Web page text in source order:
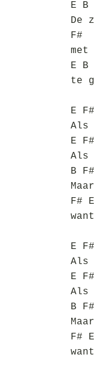
E B
De
F#
met
E B
te
E
Als
E F#
Als
B
F#
E
Als
E F#
Als
B
F#